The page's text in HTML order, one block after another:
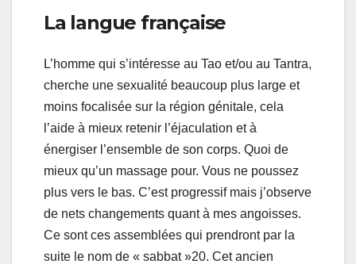
La langue française
L’homme qui s’intéresse au Tao et/ou au Tantra,
cherche une sexualité beaucoup plus large et
moins focalisée sur la région génitale, cela
l’aide à mieux retenir l’éjaculation et à
énergiser l’ensemble de son corps. Quoi de
mieux qu’un massage pour. Vous ne poussez
plus vers le bas. C’est progressif mais j’observe
de nets changements quant à mes angoisses.
Ce sont ces assemblées qui prendront par la
suite le nom de « sabbat »20. Cet ancien